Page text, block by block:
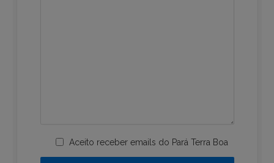
Aceito receber emails do Pará Terra Boa